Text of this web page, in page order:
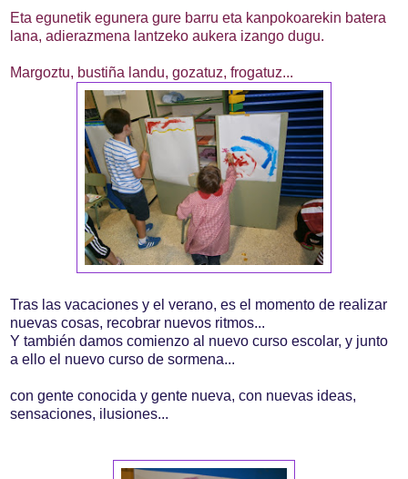
Eta egunetik egunera gure barru eta kanpokoarekin batera
lana, adierazmena lantzeko aukera izango dugu.
Margoztu, bustiña landu, gozatuz, frogatuz...
Tras las vacaciones y el verano, es el momento de realizar
nuevas cosas, recobrar nuevos ritmos...
Y también damos comienzo al nuevo curso escolar, y junto
a ello el nuevo curso de sormena...
con gente conocida y gente nueva, con nuevas ideas,
sensaciones, ilusiones...